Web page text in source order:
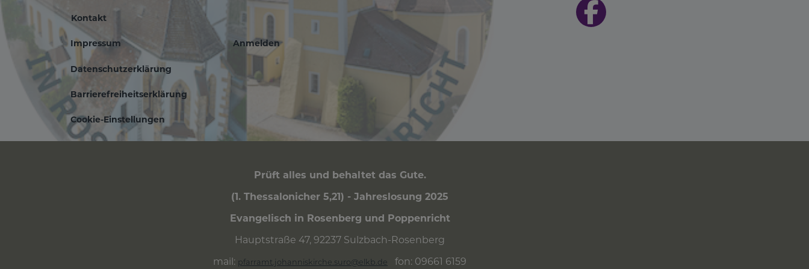
Kontakt
Fußbereichsmenü
Impressum
Datenschutzerklärung
Barrierefreiheitserklärung
Cookie-Einstellungen
Benutzermenü
Anmelden
Prüft alles und behaltet das Gute.
(1. Thessalonicher 5,21) - Jahreslosung 2025
Evangelisch in Rosenberg und Poppenricht
Hauptstraße 47, 92237 Sulzbach-Rosenberg
mail: pfarramt.johanniskirche.suro@elkb.de fon: 09661 6159